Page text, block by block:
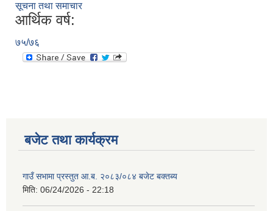
सूचना तथा समाचार
आर्थिक वर्ष:
७५/७६
बजेट तथा कार्यक्रम
गाउँ सभामा प्रस्तुत आ.ब. २०८३/०८४ बजेट बक्तब्य
मिति: 06/24/2026 - 22:18